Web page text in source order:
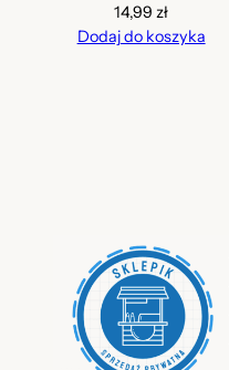
14,99zł
Dodaj do koszyka